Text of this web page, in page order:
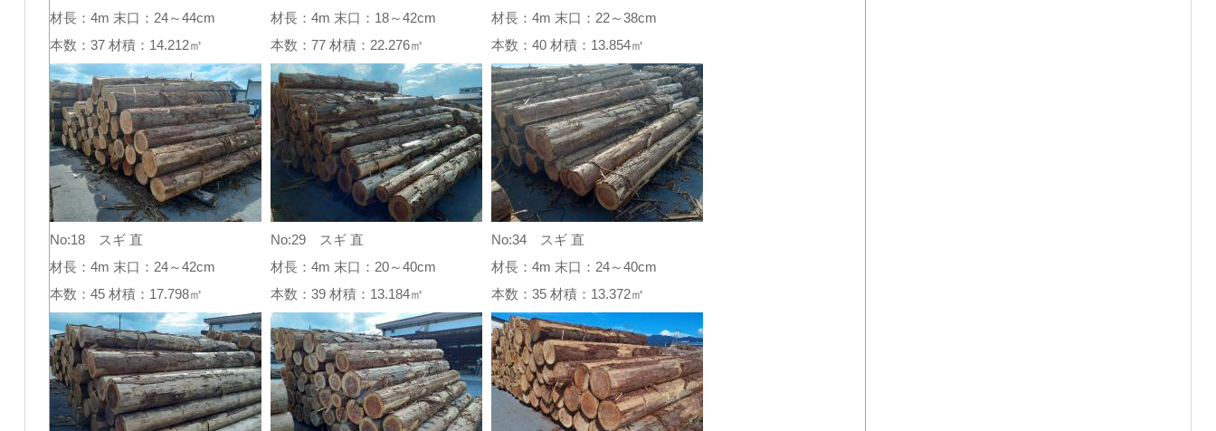
材長：4m 末口：24～44cm
本数：37 材積：14.212㎥
材長：4m 末口：18～42cm
本数：77 材積：22.276㎥
材長：4m 末口：22～38cm
本数：40 材積：13.854㎥
No:18 スギ 直
材長：4m 末口：24～42cm
本数：45 材積：17.798㎥
No:29 スギ 直
材長：4m 末口：20～40cm
本数：39 材積：13.184㎥
No:34 スギ 直
材長：4m 末口：24～40cm
本数：35 材積：13.372㎥